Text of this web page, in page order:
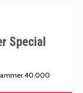
Special
40.000